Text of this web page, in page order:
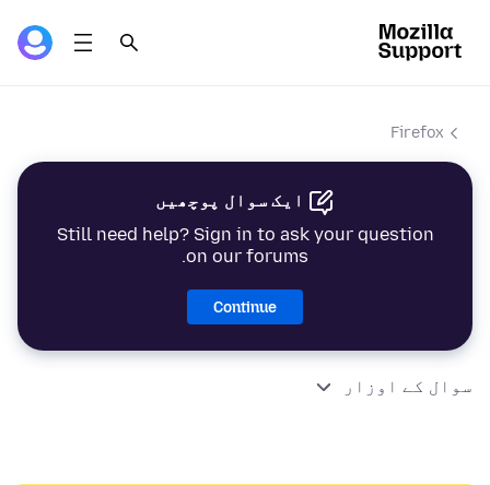
Firefox
ایک سوال پوچھیں
Still need help? Sign in to ask your question
on our forums.
Continue
سوال کے اوزار